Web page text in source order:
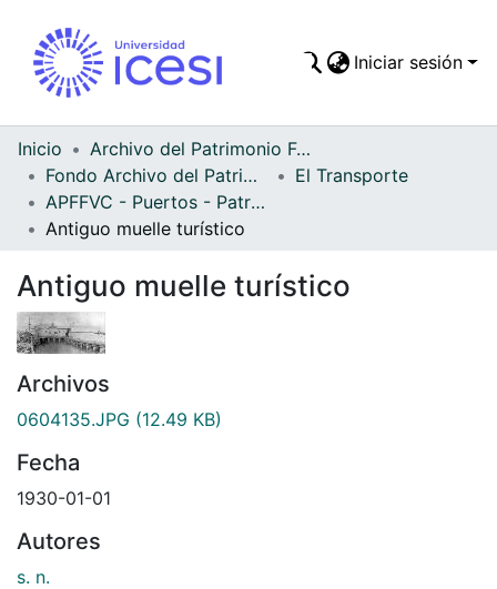
Todo DSpace
Estadísticas
Iniciar sesión
Inicio
Archivo del Patrimonio Fotográfico y Fílmico del Valle del Cauca
Fondo Archivo del Patrimonio Fotográfico y Fílmico del Valle del Cauca
El Transporte
APFFVC - Puertos - Patrimonial
Antiguo muelle turístico
Antiguo muelle turístico
Archivos
0604135.JPG (12.49 KB)
Fecha
1930-01-01
Autores
s. n.